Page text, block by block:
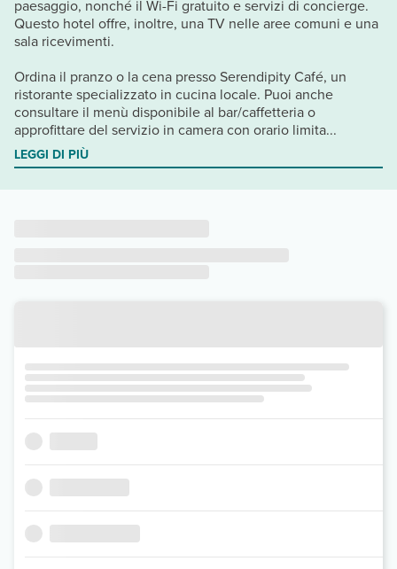
paesaggio, nonché il Wi-Fi gratuito e servizi di concierge.
Questo hotel offre, inoltre, una TV nelle aree comuni e una
sala ricevimenti.
Ordina il pranzo o la cena presso Serendipity Café, un
ristorante specializzato in cucina locale. Puoi anche
consultare il menù disponibile al bar/caffetteria o
approfittare del servizio in camera con orario limita...
LEGGI DI PIÙ